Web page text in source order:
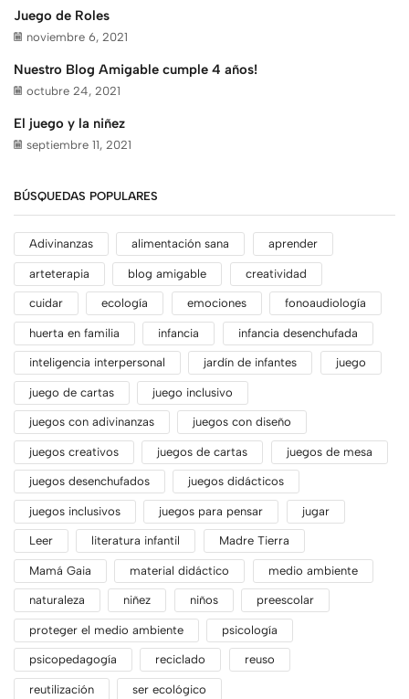
Juego de Roles
noviembre 6, 2021
Nuestro Blog Amigable cumple 4 años!
octubre 24, 2021
El juego y la niñez
septiembre 11, 2021
BÚSQUEDAS POPULARES
Adivinanzas alimentación sana aprender
arteterapia blog amigable creatividad
cuidar ecología emociones fonoaudiología
huerta en familia infancia infancia desenchufada
inteligencia interpersonal jardín de infantes juego
juego de cartas juego inclusivo
juegos con adivinanzas juegos con diseño
juegos creativos juegos de cartas juegos de mesa
juegos desenchufados juegos didácticos
juegos inclusivos juegos para pensar jugar
Leer literatura infantil Madre Tierra
Mamá Gaia material didáctico medio ambiente
naturaleza niñez niños preescolar
proteger el medio ambiente psicología
psicopedagogía reciclado reuso
reutilización ser ecológico